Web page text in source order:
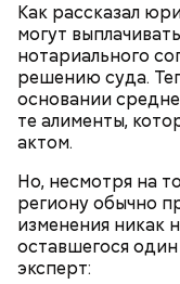
Как рассказал
могут
нотариального
решению суда.
основании
те алименты,
актом.
Но, несмотря на
региону обычно
изменения никак
оставшегося
эксперт:
— Затем достать
перец с углей и
кожица стала
кожицу с овоща и
баклажан и
— на крупные
«ВМ».
— Из указанных
получиться три
их нужно при